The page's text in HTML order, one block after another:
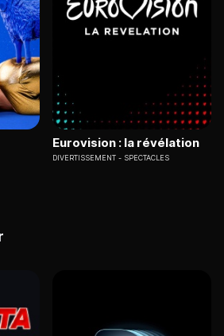
Eurovision : la révélation
DIVERTISSEMENT SPECTACLES